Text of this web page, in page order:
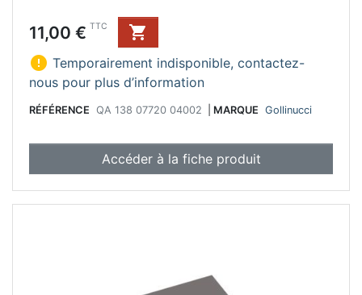
Prix
11,00 € TTC

 Temporairement indisponible, contactez-
nous pour plus d’information
RÉFÉRENCE QA 138 07720 04002 MARQUE Gollinucci
Accéder à la fiche produit